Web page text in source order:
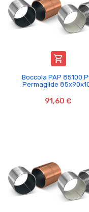

Boccola PAP
Permaglide
91,60 €